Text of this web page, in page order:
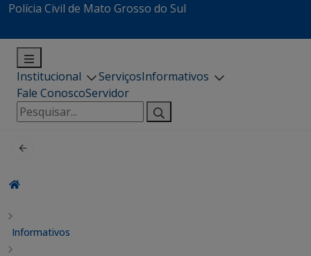
Polícia Civil de Mato Grosso do Sul
Institucional ServiçosInformativos
Fale ConoscoServidor
Pesquisar
por:
Informativos